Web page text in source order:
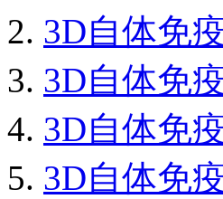
3D自体免
3D自体免
3D自体免
3D自体免